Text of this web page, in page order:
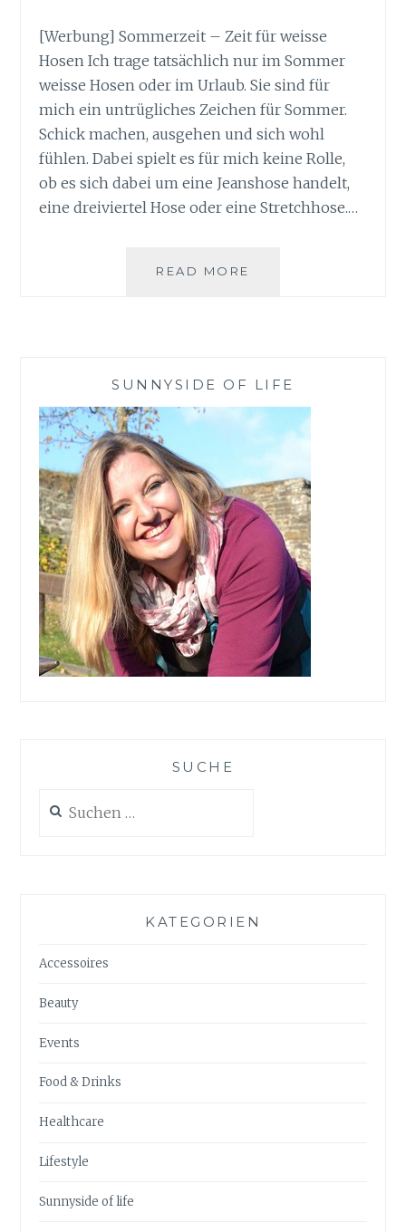
[Werbung] Sommerzeit – Zeit für weisse
Hosen Ich trage tatsächlich nur im Sommer
weisse Hosen oder im Urlaub. Sie sind für
mich ein untrügliches Zeichen für Sommer.
Schick machen, ausgehen und sich wohl
fühlen. Dabei spielt es für mich keine Rolle,
ob es sich dabei um eine Jeanshose handelt,
eine dreiviertel Hose oder eine Stretchhose.…
READ MORE
SUNNYSIDE OF LIFE
SUCHE
nach:
KATEGORIEN
Accessoires
Beauty
Events
Food & Drinks
Healthcare
Lifestyle
Sunnyside of life